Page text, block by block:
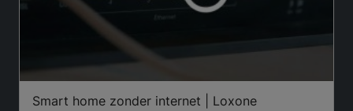
Smart home zonder internet | Loxone